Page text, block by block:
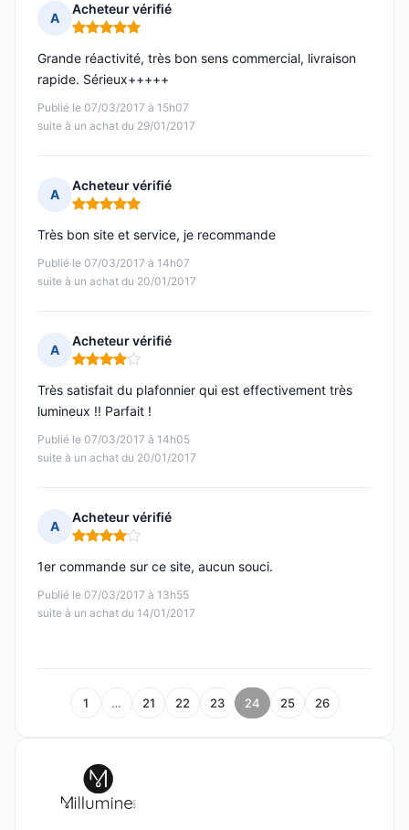
A
Acheteur vérifié
Note : 5 sur 5
Publié le 07/03/2017 à 15h07
suite à un achat du 29/01/2017
Grande réactivité, très bon sens commercial, livraison
rapide. Sérieux+++++
A
Acheteur vérifié
Note : 5 sur 5
Publié le 07/03/2017 à 14h07
suite à un achat du 20/01/2017
Très bon site et service, je recommande
A
Acheteur vérifié
Note : 4 sur 5
Publié le 07/03/2017 à 14h05
suite à un achat du 20/01/2017
Très satisfait du plafonnier qui est effectivement très
lumineux !! Parfait !
A
Acheteur vérifié
Note : 4 sur 5
Publié le 07/03/2017 à 13h55
suite à un achat du 14/01/2017
1er commande sur ce site, aucun souci.
1 … 21 22 23 24 25 26